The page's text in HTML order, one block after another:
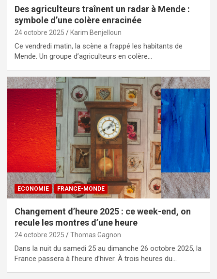
Des agriculteurs traînent un radar à Mende :
symbole d’une colère enracinée
24 octobre 2025 Karim Benjelloun
Ce vendredi matin, la scène a frappé les habitants de
Mende. Un groupe d’agriculteurs en colère…
ECONOMIE FRANCE-MONDE
Changement d’heure 2025 : ce week-end, on
recule les montres d’une heure
24 octobre 2025 Thomas Gagnon
Dans la nuit du samedi 25 au dimanche 26 octobre 2025, la
France passera à l’heure d’hiver. À trois heures du…